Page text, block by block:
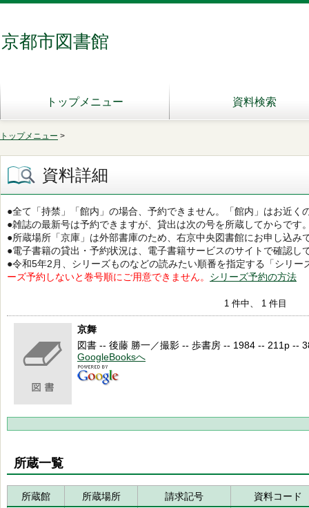
京都市図書館
トップメニュー 資料検索
トップメニュー >
資料詳細
●全て「持禁」「館内」の場合、予約できません。「館内」はお近く
●雑誌の最新号は予約できますが、貸出は次の号を所蔵してからです
●所蔵場所「京庫」は外部書庫のため、右京中央図書館にお申し込み
●電子書籍の貸出・予約状況は、電子書籍サービスのサイトで確認し
●令和5年2月、シリーズものなどの読みたい順番を指定する「シリー
ーズ予約しないと巻号順にご用意できません。 シリーズ予約の方法
1 件中、 1 件目
京舞
図書 -- 後藤 勝一／撮影 -- 歩書房 -- 1984 -- 211p --
GoogleBooksへ
所蔵一覧
所蔵館 所蔵場所 請求記号
資料コード